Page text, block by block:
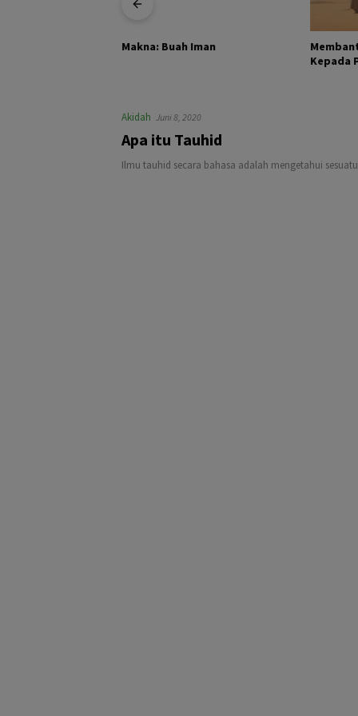
Makna: Buah Iman
Kepada
Akidah Juni 8, 2020
Apa itu Tauhid
Ilmu tauhid secara bahasa adalah mengetahui